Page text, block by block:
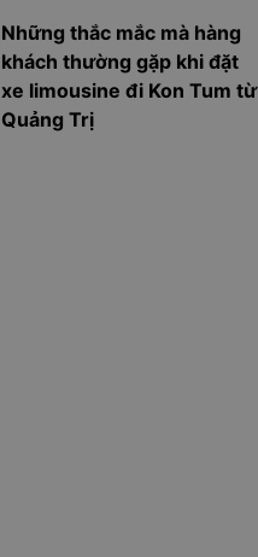
Những thắc mắc mà hàng
khách thường gặp khi đặt
xe limousine đi Kon Tum từ
Quảng Trị